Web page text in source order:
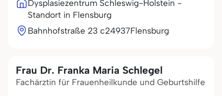
Dysplasiezentrum Schleswig-Holstein -
Standort in Flensburg
Bahnhofstraße 23 c24937Flensburg
Frau Dr. Franka Maria Schlegel
Fachärztin für Frauenheilkunde und Geburtshilfe